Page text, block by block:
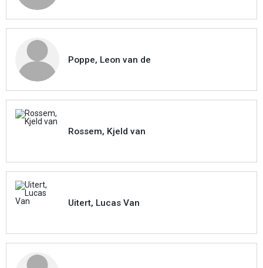
Poppe, Leon van de
Rossem, Kjeld van
Uitert, Lucas Van